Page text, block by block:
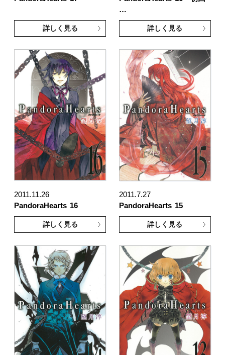
詳しく見る
…
詳しく見る
2011.11.26
PandoraHearts 16
詳しく見る
2011.7.27
PandoraHearts 15
詳しく見る